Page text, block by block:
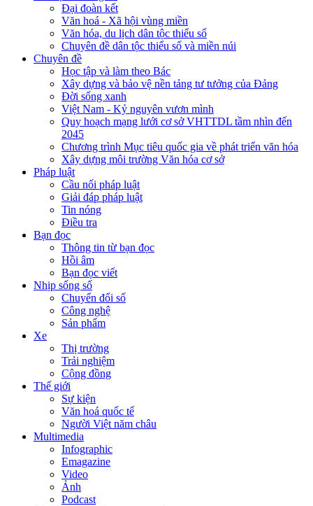
Đại đoàn kết
Văn hoá - Xã hội vùng miền
Văn hóa, du lịch dân tộc thiểu số
Chuyên đề dân tộc thiểu số và miền núi
Chuyên đề
Học tập và làm theo Bác
Xây dựng và bảo vệ nền tảng tư tưởng của Đảng
Đời sống xanh
Việt Nam - Kỷ nguyên vươn mình
Quy hoạch mạng lưới cơ sở VHTTDL tầm nhìn đến
2045
Chương trình Mục tiêu quốc gia về phát triển văn hóa
Xây dựng môi trường Văn hóa cơ sở
Pháp luật
Cầu nối pháp luật
Giải đáp pháp luật
Tin nóng
Điều tra
Bạn đọc
Thông tin từ bạn đọc
Hồi âm
Bạn đọc viết
Nhịp sống số
Chuyển đổi số
Công nghệ
Sản phẩm
Xe
Thị trường
Trải nghiệm
Cộng đồng
Thế giới
Sự kiện
Văn hoá quốc tế
Người Việt năm châu
Multimedia
Infographic
Emagazine
Video
Ảnh
Podcast